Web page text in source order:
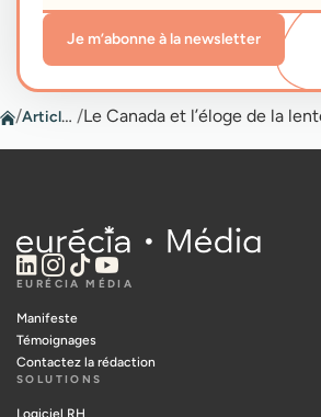
Je m’abonne à la newsletter
/ Articles /
EURÉCIA MÉDIA
Manifeste
Témoignages
Contactez la rédaction
SOLUTIONS
Logiciel RH